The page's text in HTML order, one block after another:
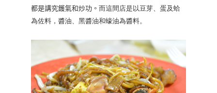
都是講究鑊氣和炒功。 而這間店是以豆芽、蛋及蛤
為佐料，醬油、黑醬油和蠔油為醬料。